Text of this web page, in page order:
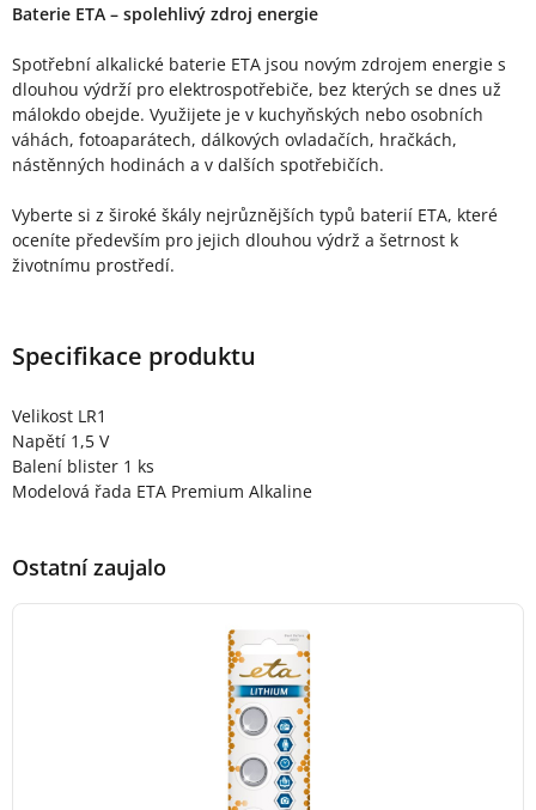
Popis produktu
Baterie ETA – spolehlivý zdroj energie
Spotřební alkalické baterie ETA jsou novým zdrojem energie s
dlouhou výdrží pro elektrospotřebiče, bez kterých se dnes už
málokdo obejde. Využijete je v kuchyňských nebo osobních
váhách, fotoaparátech, dálkových ovladačích, hračkách,
nástěnných hodinách a v dalších spotřebičích.
Vyberte si z široké škály nejrůznějších typů baterií ETA, které
oceníte především pro jejich dlouhou výdrž a šetrnost k
životnímu prostředí.
Specifikace produktu
Velikost LR1
Napětí 1,5 V
Balení blister 1 ks
Modelová řada ETA Premium Alkaline
Ostatní zaujalo